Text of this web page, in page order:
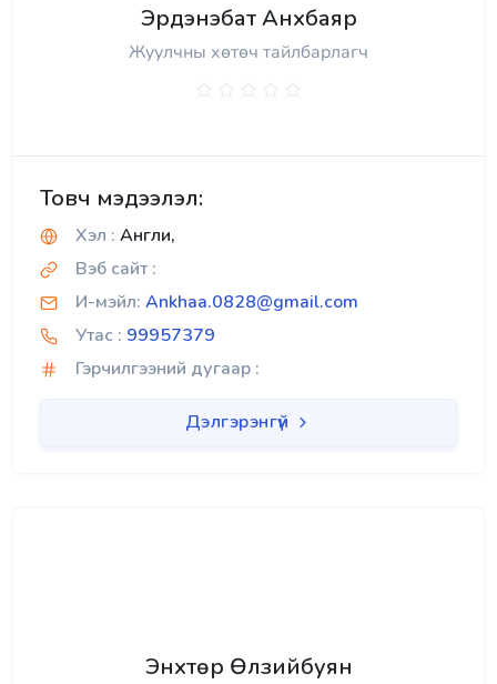
Эрдэнэбат Анхбаяр
Жуулчны хөтөч тайлбарлагч
Товч мэдээлэл:
Хэл : Англи,
Вэб сайт :
И-мэйл: Ankhaa.0828@gmail.com
Утас : 99957379
Гэрчилгээний дугаар :
Дэлгэрэнгүй
Энхтөр Өлзийбуян